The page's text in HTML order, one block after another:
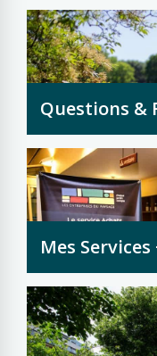
Questions &
Mes Services